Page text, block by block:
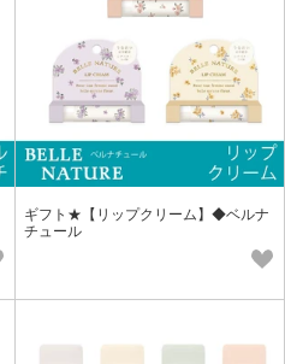
ギフト★【リップクリーム】◆ベルナ
チュール